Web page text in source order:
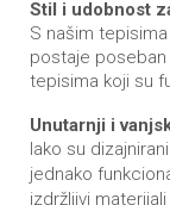
Stil i udobnost
S našim
postaje poseban
tepisima koji su
Unutarnji i
Iako su
jednako
izdržljivi